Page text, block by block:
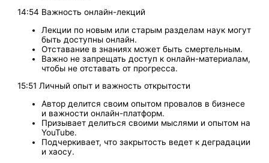
14:54 Важность онлайн-лекций
Лекции по новым или старым разделам наук могут
быть доступны онлайн.
Отставание в знаниях может быть смертельным.
Важно не запрещать доступ к онлайн-материалам,
чтобы не отставать от прогресса.
15:51 Личный опыт и важность открытости
Автор делится своим опытом провалов в бизнесе
и важности онлайн-платформ.
Призывает делиться своими мыслями и опытом на
YouTube.
Подчеркивает, что закрытость ведет к деградации
и хаосу.